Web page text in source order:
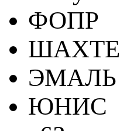
ФОПР
ЭМАЛЬ
ЮНИС